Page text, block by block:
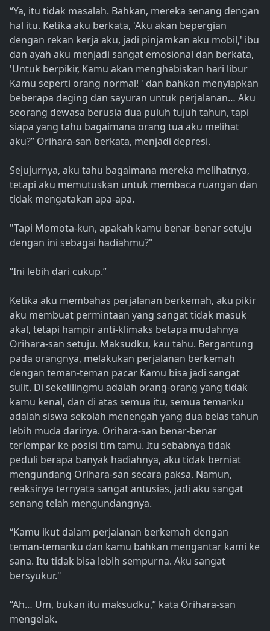
“Ya, itu tidak masalah. Bahkan, mereka senang dengan
hal itu. Ketika aku berkata, 'Aku akan bepergian
dengan rekan kerja aku, jadi pinjamkan aku mobil,' ibu
dan ayah aku menjadi sangat emosional dan berkata,
'Untuk berpikir, Kamu akan menghabiskan hari libur
Kamu seperti orang normal! ' dan bahkan menyiapkan
beberapa daging dan sayuran untuk perjalanan… Aku
seorang dewasa berusia dua puluh tujuh tahun, tapi
siapa yang tahu bagaimana orang tua aku melihat
aku?” Orihara-san berkata, menjadi depresi.
Sejujurnya, aku tahu bagaimana mereka melihatnya,
tetapi aku memutuskan untuk membaca ruangan dan
tidak mengatakan apa-apa.
"Tapi Momota-kun, apakah kamu benar-benar setuju
dengan ini sebagai hadiahmu?"
“Ini lebih dari cukup.”
Ketika aku membahas perjalanan berkemah, aku pikir
aku membuat permintaan yang sangat tidak masuk
akal, tetapi hampir anti-klimaks betapa mudahnya
Orihara-san setuju. Maksudku, kau tahu. Bergantung
pada orangnya, melakukan perjalanan berkemah
dengan teman-teman pacar Kamu bisa jadi sangat
sulit. Di sekelilingmu adalah orang-orang yang tidak
kamu kenal, dan di atas semua itu, semua temanku
adalah siswa sekolah menengah yang dua belas tahun
lebih muda darinya. Orihara-san benar-benar
terlempar ke posisi tim tamu. Itu sebabnya tidak
peduli berapa banyak hadiahnya, aku tidak berniat
mengundang Orihara-san secara paksa. Namun,
reaksinya ternyata sangat antusias, jadi aku sangat
senang telah mengundangnya.
“Kamu ikut dalam perjalanan berkemah dengan
teman-temanku dan kamu bahkan mengantar kami ke
sana. Itu tidak bisa lebih sempurna. Aku sangat
bersyukur."
“Ah… Um, bukan itu maksudku,” kata Orihara-san
mengelak.